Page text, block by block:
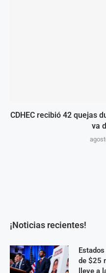
CDHEC recibió 42 quejas
va
¡Noticias recientes!
de $25
lleve a